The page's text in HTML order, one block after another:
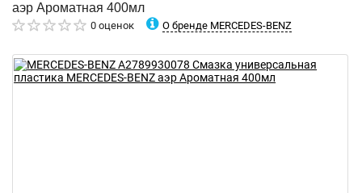
аэр Ароматная 400мл
0 оценок О бренде MERCEDES-BENZ